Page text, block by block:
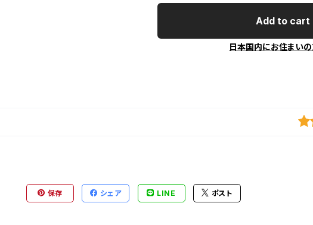
Add to cart
日本国内にお住まい
保存 シェア LINE ポスト